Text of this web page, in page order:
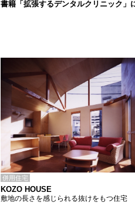
書籍「拡張するデンタルクリニック」
併用住宅
KOZO HOUSE
敷地の長さを感じられる抜けをもつ住宅